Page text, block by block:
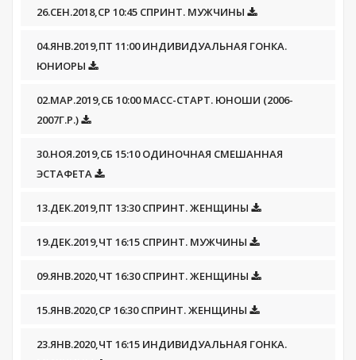
26.СЕН.2018,СР 10:45 СПРИНТ. МУЖЧИНЫ
04.ЯНВ.2019,ПТ 11:00 ИНДИВИДУАЛЬНАЯ ГОНКА.
ЮНИОРЫ
02.МАР.2019,СБ 10:00 МАСС-СТАРТ. ЮНОШИ (2006-
2007Г.Р.)
30.НОЯ.2019,СБ 15:10 ОДИНОЧНАЯ СМЕШАННАЯ
ЭСТАФЕТА
13.ДЕК.2019,ПТ 13:30 СПРИНТ. ЖЕНЩИНЫ
19.ДЕК.2019,ЧТ 16:15 СПРИНТ. МУЖЧИНЫ
09.ЯНВ.2020,ЧТ 16:30 СПРИНТ. ЖЕНЩИНЫ
15.ЯНВ.2020,СР 16:30 СПРИНТ. ЖЕНЩИНЫ
23.ЯНВ.2020,ЧТ 16:15 ИНДИВИДУАЛЬНАЯ ГОНКА.